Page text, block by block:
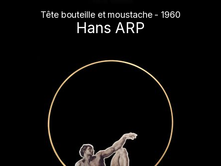
Tête bouteille et moustache - 1960
Hans ARP